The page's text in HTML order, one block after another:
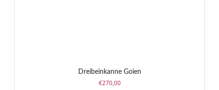
Dreibeinkanne Goien
€270,00